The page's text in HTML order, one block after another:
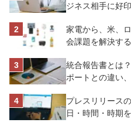
ジネス相手に好
家電から、米、
会課題を解決す
統合報告書とは
ポートとの違い
プレスリリース
日・時間・時期